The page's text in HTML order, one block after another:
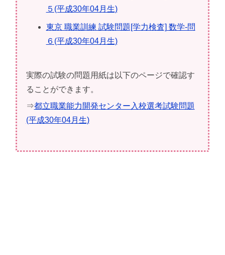
５(平成30年04月生)
東京 職業訓練 試験問題[学力検査] 数学-問
６(平成30年04月生)
実際の試験の問題用紙は以下のページで確認す
ることができます。
⇒都立職業能力開発センター入校選考試験問題
(平成30年04月生)